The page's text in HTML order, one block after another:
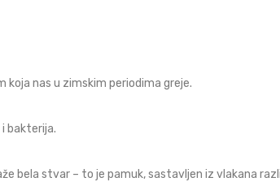
koja nas u zimskim periodima greje.
bakterija.
bela stvar – to je pamuk, sastavljen iz vlakana